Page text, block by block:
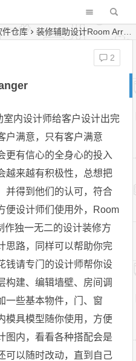
件仓库 装修辅助设计Room Arranger
2
室内设计师给客户设计出完
户满意，只有客户满意
更有信心的全身心的投入
越来越有积极性，总想把
并得到他们的认可，符合
便设计师们使用外，Room
作独一无二的设计装修方
思路，同样可以帮助你完
钱请专门的设计师帮你设
构建、编辑墙壁、房间调
一些基本物件，门、窗
模具模型随你使用，方便
图内，看看各种搭配会是
可以随时改动，直到自己